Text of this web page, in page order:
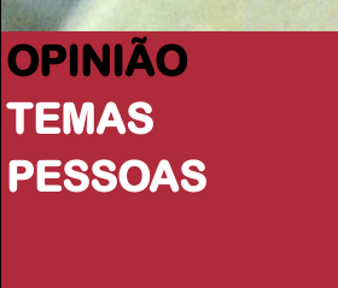
OPINIÃO
TEMAS
PESSOAS